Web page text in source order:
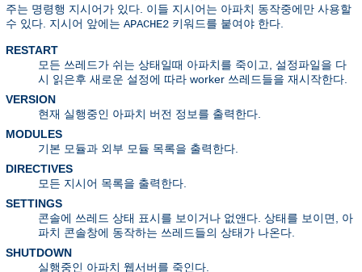
주는 명령행 지시어가 있다. 이들 지시어는 아파치 동작중에만 사용할
수 있다. 지시어 앞에는 APACHE2 키워드를 붙여야 한다.
RESTART
모든 쓰레드가 쉬는 상태일때 아파치를 죽이고, 설정파일을 다
시 읽은후 새로운 설정에 따라 worker 쓰레드들을 재시작한다.
VERSION
현재 실행중인 아파치 버전 정보를 출력한다.
MODULES
기본 모듈과 외부 모듈 목록을 출력한다.
DIRECTIVES
모든 지시어 목록을 출력한다.
SETTINGS
콘솔에 쓰레드 상태 표시를 보이거나 없앤다. 상태를 보이면, 아
파치 콘솔창에 동작하는 쓰레드들의 상태가 나온다.
SHUTDOWN
실행중인 아파치 웹서버를 죽인다.